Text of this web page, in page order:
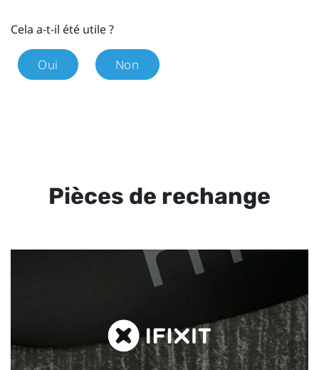
Cela a-t-il été utile ?
Oui Non
Pièces de rechange